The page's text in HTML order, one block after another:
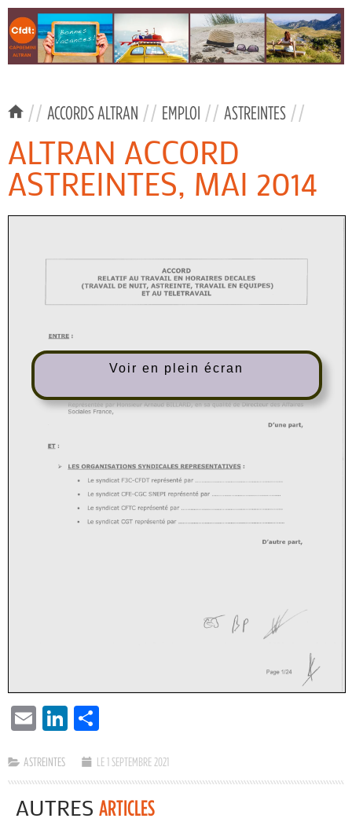
// ACCORDS ALTRAN // EMPLOI // ASTREINTES //
ALTRAN ACCORD
ASTREINTES, MAI 2014
Voir en plein écran
EMAIL LINKEDIN
ASTREINTES LE 1 SEPTEMBRE 2021
AUTRES ARTICLES